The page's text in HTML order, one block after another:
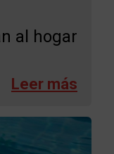
al hogar